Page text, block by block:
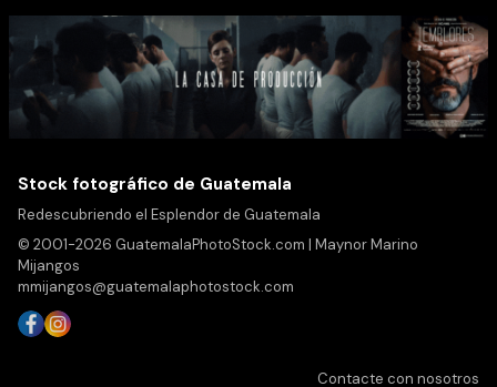
Stock fotográfico de Guatemala
Redescubriendo el Esplendor de Guatemala
© 2001-2026 GuatemalaPhotoStock.com | Maynor Marino
Mijangos
mmijangos@guatemalaphotostock.com
Contacte con nosotros